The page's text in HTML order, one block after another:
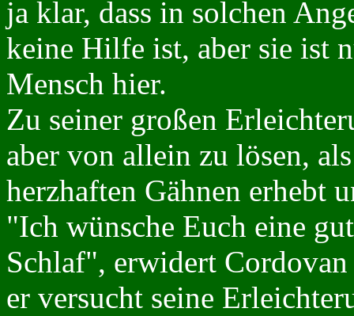
ja klar, dass in solchen
keine Hilfe ist, aber sie ist
Mensch hier.
Zu seiner großen
aber von allein zu lösen,
herzhaften Gähnen erhebt
"Ich wünsche Euch eine
Schlaf", erwidert
er versucht seine